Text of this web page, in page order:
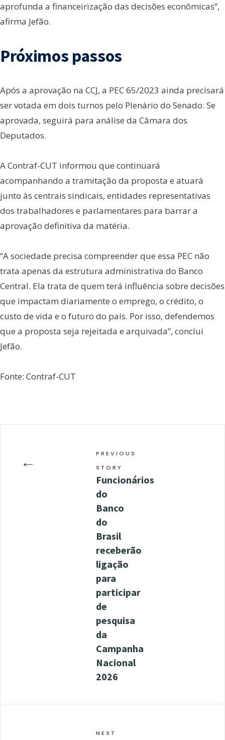
aprofunda a financeirização das decisões econômicas”,
afirma Jefão.
Próximos passos
Após a aprovação na CCJ, a PEC 65/2023 ainda precisará
ser votada em dois turnos pelo Plenário do Senado. Se
aprovada, seguirá para análise da Câmara dos
Deputados.
A Contraf-CUT informou que continuará
acompanhando a tramitação da proposta e atuará
junto às centrais sindicais, entidades representativas
dos trabalhadores e parlamentares para barrar a
aprovação definitiva da matéria.
“A sociedade precisa compreender que essa PEC não
trata apenas da estrutura administrativa do Banco
Central. Ela trata de quem terá influência sobre decisões
que impactam diariamente o emprego, o crédito, o
custo de vida e o futuro do país. Por isso, defendemos
que a proposta seja rejeitada e arquivada”, conclui
Jefão.
Fonte: Contraf-CUT
←
PREVIOUS
STORY
Funcionários
do
Banco
do
Brasil
receberão
ligação
para
participar
de
pesquisa
da
Campanha
Nacional
2026
NEXT